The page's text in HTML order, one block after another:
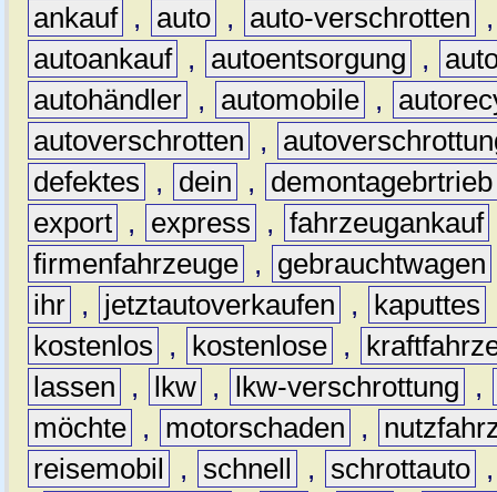
ankauf , auto , auto-verschrotten
autoankauf , autoentsorgung ,
autohändler , automobile ,
autoverschrotten
,
defektes
, dein ,
demontagebrtrieb
export , express , fahrzeugankauf
firmenfahrzeuge , gebrauchtwagen
ihr , jetztautoverkaufen , kaputtes
kostenlos
, kostenlose ,
lassen
, lkw , lkw-verschrottung
,
möchte , motorschaden ,
reisemobil
, schnell , schrottauto